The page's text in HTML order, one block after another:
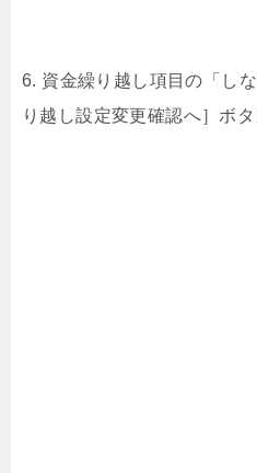
6. 資金繰り越し項目の「し
り越し設定変更確認へ］ボタ